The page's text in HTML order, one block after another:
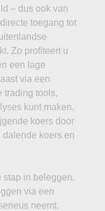
– dus ook van
toegang tot
Zo profiteert u
een lage
via een
trading tools,
kunt maken.
koers door
dalende koers en
stap in beleggen.
via een
neemt.